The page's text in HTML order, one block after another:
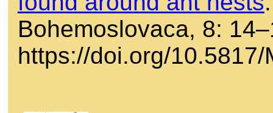
Bohemoslovaca, 8:
https://doi.org/